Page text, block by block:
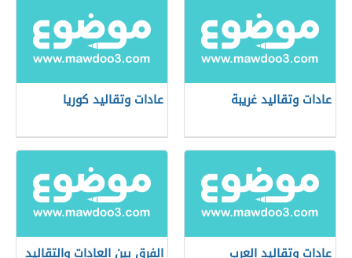
عادات وتقاليد غريبة عادات وتقاليد كوريا
عادات وتقاليد العرب الفرق بين العادات والتقاليد